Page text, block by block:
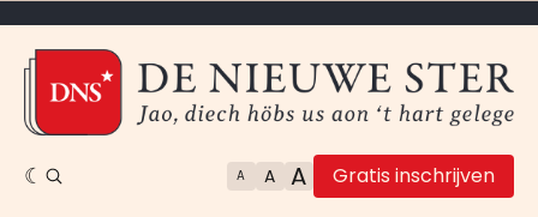
A A A Gratis inschrijven